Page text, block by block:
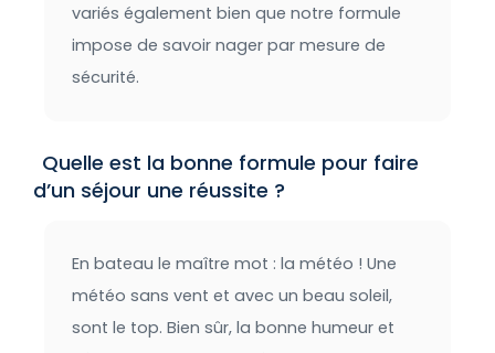
variés également bien que notre formule
impose de savoir nager par mesure de
sécurité.
Quelle est la bonne formule pour faire
d’un séjour une réussite ?
En bateau le maître mot : la météo ! Une
météo sans vent et avec un beau soleil,
sont le top. Bien sûr, la bonne humeur et